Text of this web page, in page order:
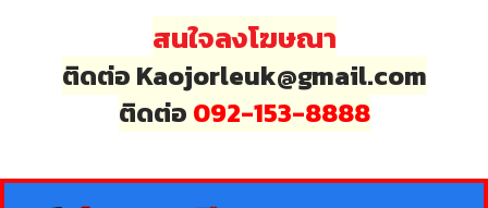
สนใจลงโฆษณา
ติดต่อ Kaojorleuk@gmail.com
ติดต่อ 092-153-8888